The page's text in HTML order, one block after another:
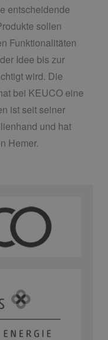
entscheidende
sollen
Funktionalitäten
Idee bis zur
wird. Die
bei KEUCO eine
ist seit seiner
und hat
Hemer.